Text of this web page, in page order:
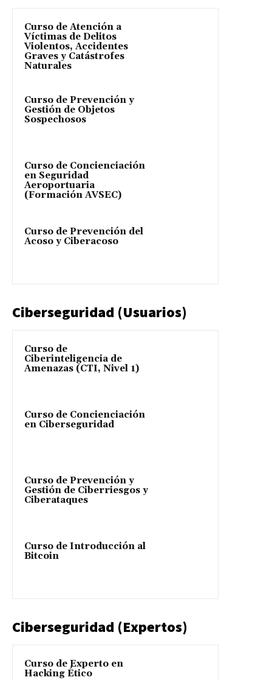
Curso de Atención a
Víctimas de Delitos
Violentos, Accidentes
Graves y Catástrofes
Naturales
Curso de Prevención y
Gestión de Objetos
Sospechosos
Curso de Concienciación
en Seguridad
Aeroportuaria
(Formación AVSEC)
Curso de Prevención del
Acoso y Ciberacoso
Ciberseguridad (Usuarios)
Curso de
Ciberinteligencia de
Amenazas (CTI, Nivel 1)
Curso de Concienciación
en Ciberseguridad
Curso de Prevención y
Gestión de Ciberriesgos y
Ciberataques
Curso de Introducción al
Bitcoin
Ciberseguridad (Expertos)
Curso de Experto en
Hacking Ético